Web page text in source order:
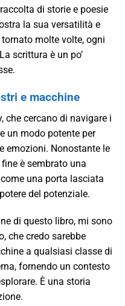
di storie e poesie
la sua versatilità e
molte volte, ogni
scrittura è un po’
e macchine
che cercano di navigare i
un modo potente per
emozioni. Nonostante le
è sembrato una
una porta lasciata
del potenziale.
di questo libro, mi sono
che credo sarebbe
a qualsiasi classe di
fornendo un contesto
È una storia